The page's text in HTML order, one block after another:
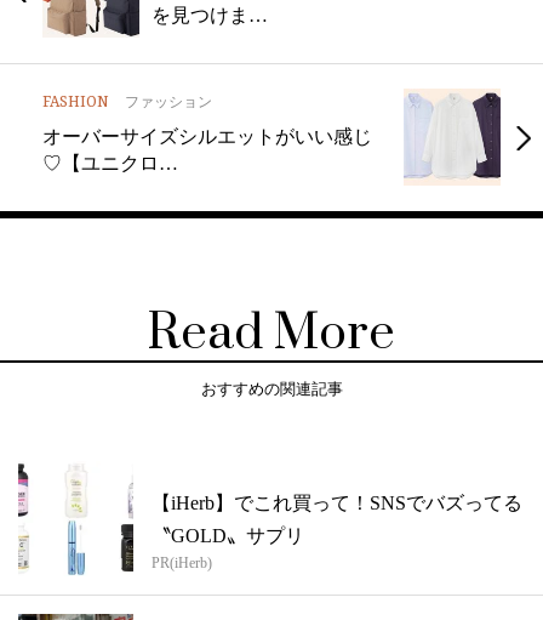
を見つけま…
FASHION ファッション
オーバーサイズシルエットがいい感じ
♡【ユニクロ…
Read More
おすすめの関連記事
【iHerb】でこれ買って！SNSでバズってる
〝GOLD〟サプリ
PR(iHerb)